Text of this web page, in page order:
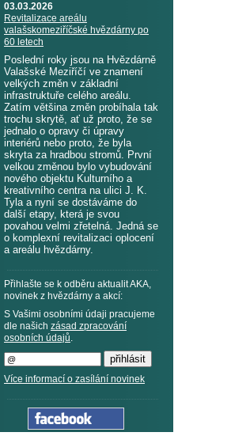
03.03.2026
Revitalizace areálu
valašskomeziříčské hvězdárny po
60 letech
Poslední roky jsou na Hvězdárně
Valašské Meziříčí ve znamení
velkých změn v základní
infrastruktuře celého areálu.
Zatím většina změn probíhala tak
trochu skrytě, ať už proto, že se
jednalo o opravy či úpravy
interiérů nebo proto, že byla
skryta za hradbou stromů. První
velkou změnou bylo vybudování
nového objektu Kulturního a
kreativního centra na ulici J. K.
Tyla a nyní se dostáváme do
další etapy, která je svou
povahou velmi zřetelná. Jedná se
o komplexní revitalizaci oplocení
a areálu hvězdárny.
Přihlašte se k odběru aktualit AKA,
novinek z hvězdárny a akcí:
S Vašimi osobními údaji pracujeme
dle našich zásad zpracování
osobních údajů.
Více informací o zasílání novinek